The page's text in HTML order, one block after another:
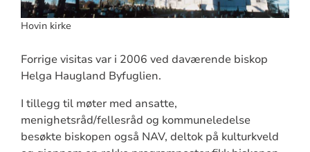
Hovin kirke
Forrige visitas var i 2006 ved daværende biskop
Helga Haugland Byfuglien.
I tillegg til møter med ansatte,
menighetsråd/fellesråd og kommuneledelse
besøkte biskopen også NAV, deltok på kulturkveld